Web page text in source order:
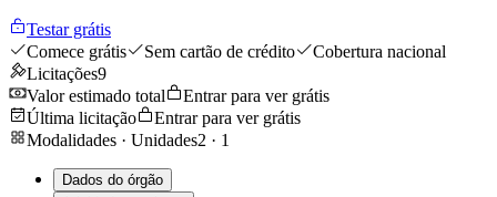
Testar grátis
Comece grátis
Sem cartão de crédito
Cobertura nacional
Licitações9
Valor estimado total
Entrar para ver grátis
Última licitação
Entrar para ver grátis
Modalidades · Unidades2 · 1
Dados do órgão